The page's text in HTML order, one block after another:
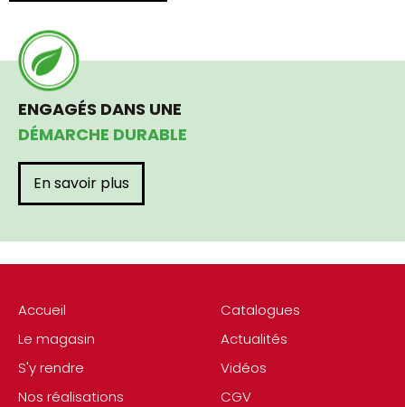
Accueil
Le magasin
S'y rendre
Nos réalisations
Catalogues
Actualités
Vidéos
CGV
ENGAGÉS DANS UNE
DÉMARCHE DURABLE
En savoir plus